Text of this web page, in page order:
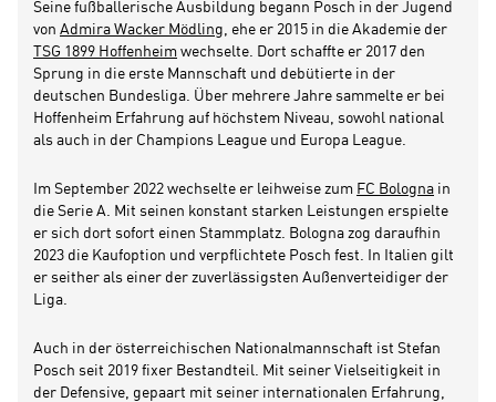
Seine fußballerische Ausbildung begann Posch in der Jugend
von Admira Wacker Mödling , ehe er 2015 in die Akademie der
TSG 1899 Hoffenheim wechselte. Dort schaffte er 2017 den
Sprung in die erste Mannschaft und debütierte in der
deutschen Bundesliga. Über mehrere Jahre sammelte er bei
Hoffenheim Erfahrung auf höchstem Niveau, sowohl national
als auch in der Champions League und Europa League.
Im September 2022 wechselte er leihweise zum FC Bologna in
die Serie A. Mit seinen konstant starken Leistungen erspielte
er sich dort sofort einen Stammplatz. Bologna zog daraufhin
2023 die Kaufoption und verpflichtete Posch fest. In Italien gilt
er seither als einer der zuverlässigsten Außenverteidiger der
Liga.
Auch in der österreichischen Nationalmannschaft ist Stefan
Posch seit 2019 fixer Bestandteil. Mit seiner Vielseitigkeit in
der Defensive, gepaart mit seiner internationalen Erfahrung,